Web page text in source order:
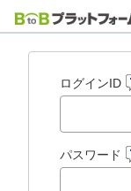
ログインID
パスワード